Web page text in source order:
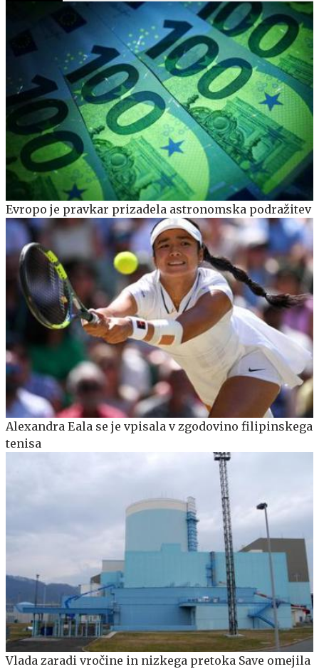
Evropo je pravkar prizadela astronomska podražitev
Alexandra Eala se je vpisala v zgodovino filipinskega
tenisa
Vlada zaradi vročine in nizkega pretoka Save omejila